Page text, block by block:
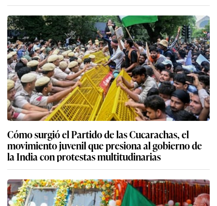
Cómo surgió el Partido de las Cucarachas, el
movimiento juvenil que presiona al gobierno de
la India con protestas multitudinarias